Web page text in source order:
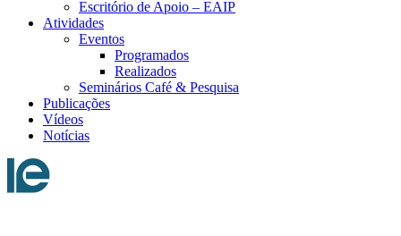
Escritório de Apoio – EAIP
Atividades
Eventos
Programados
Realizados
Seminários Café & Pesquisa
Publicações
Vídeos
Notícias